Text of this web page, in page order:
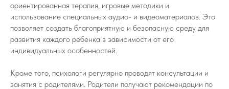
ориентированная терапия, игровые методики и
использование специальных аудио- и видеоматериалов. Это
позволяет создать благоприятную и безопасную среду для
развития каждого ребенка в зависимости от его
индивидуальных особенностей.
Кроме того, психологи регулярно проводят консультации и
занятия с родителями. Родители получают рекомендации по